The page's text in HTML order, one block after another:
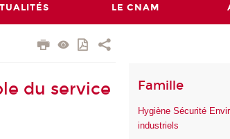
LE CNAM
du service
Famille
Hygiène Sécurité
industriels